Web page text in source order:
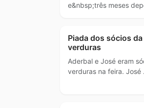
e&nbsp;três meses
Piada dos sócios
verduras
Aderbal e José eram
verduras na feira. José